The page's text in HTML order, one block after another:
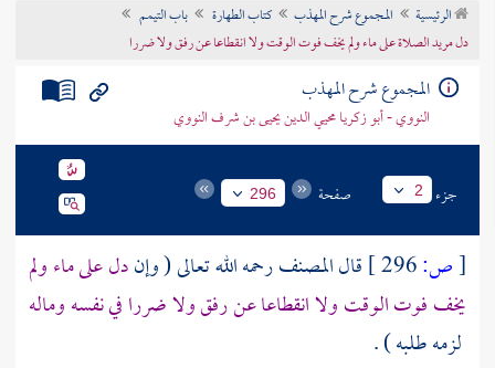
تراجم الأعلام
الرئيسية المجموع شرح المهذب كتاب الطهارة
باب التيمم
دل مريد الصلاة على ماء ولم يخف فوت الوقت ولا انقطاعا عن رفق ولا ضررا
المجموع شرح المهذب
النووي - أبو زكريا محيي الدين يحيى بن شرف النووي
جزء 2 صفحة 296
[ص: قالالمصنفرحمه الله تعالى ( وإندل على ماء ولم
يخف فوت الوقت ولا انقطاعا عن رفق ولا ضررا في نفسه وماله
لزمه طلبه ) .